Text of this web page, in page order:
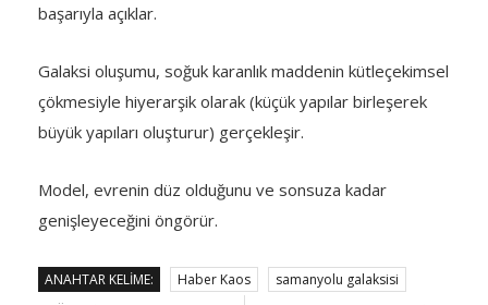
başarıyla açıklar.
Galaksi oluşumu, soğuk karanlık maddenin kütleçekimsel
çökmesiyle hiyerarşik olarak (küçük yapılar birleşerek
büyük yapıları oluşturur) gerçekleşir.
Model, evrenin düz olduğunu ve sonsuza kadar
genişleyeceğini öngörür.
ANAHTAR KELIME: Haber Kaos samanyolu galaksisi